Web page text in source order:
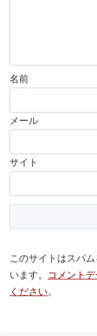
名前
メール
サイト
このサイトはスパ
います。
コメント
ください。